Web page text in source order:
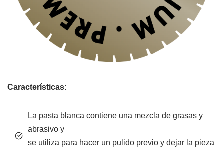
Características:
La pasta blanca contiene una mezcla de grasas y
abrasivo y
se utiliza para hacer un pulido previo y dejar la pieza